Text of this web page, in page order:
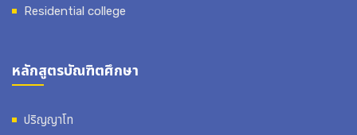
Residential college
หลักสูตรบัณฑิตศึกษา
ปริญญาโท